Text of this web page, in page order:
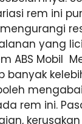
rem ini
yang
ABS Mobil
banyak
rem ini.
kerusakan